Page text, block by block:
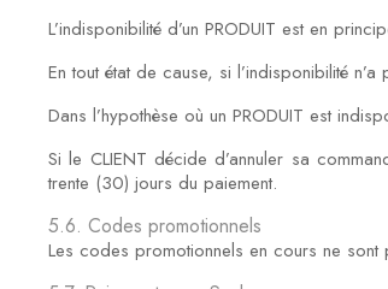
L’indisponibilité d’un PRODUIT est en
En tout état de cause, si l’indisponibilité
Dans l’hypothèse où un PRODUIT est
Si le CLIENT décide d’annuler sa
trente (30) jours du paiement.
5.6. Codes promotionnels
Les codes promotionnels en cours ne sont